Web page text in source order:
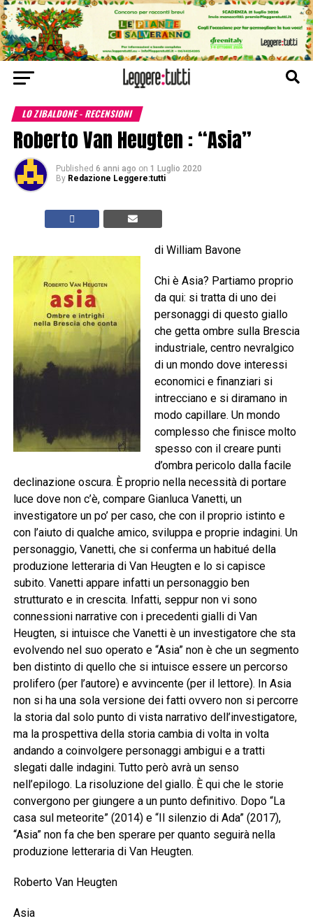
LO ZIBALDONE - RECENSIONI
Roberto Van Heugten : “Asia”
Published 6 anni ago on 1 Luglio 2020
By Redazione Leggere:tutti
di William Bavone
Chi è Asia? Partiamo proprio
da qui: si tratta di uno dei
personaggi di questo giallo
che getta ombre sulla Brescia
industriale, centro nevralgico
di un mondo dove interessi
economici e finanziari si
intrecciano e si diramano in
modo capillare. Un mondo
complesso che finisce molto
spesso con il creare punti
d’ombra pericolo dalla facile
declinazione oscura. È proprio nella necessità di portare
luce dove non c’è, compare Gianluca Vanetti, un
investigatore un po’ per caso, che con il proprio istinto e
con l’aiuto di qualche amico, sviluppa e proprie indagini. Un
personaggio, Vanetti, che si conferma un habitué della
produzione letteraria di Van Heugten e lo si capisce
subito. Vanetti appare infatti un personaggio ben
strutturato e in crescita. Infatti, seppur non vi sono
connessioni narrative con i precedenti gialli di Van
Heugten, si intuisce che Vanetti è un investigatore che sta
evolvendo nel suo operato e “Asia” non è che un segmento
ben distinto di quello che si intuisce essere un percorso
prolifero (per l’autore) e avvincente (per il lettore). In Asia
non si ha una sola versione dei fatti ovvero non si percorre
la storia dal solo punto di vista narrativo dell’investigatore,
ma la prospettiva della storia cambia di volta in volta
andando a coinvolgere personaggi ambigui e a tratti
slegati dalle indagini. Tutto però avrà un senso
nell’epilogo. La risoluzione del giallo. È qui che le storie
convergono per giungere a un punto definitivo. Dopo “La
casa sul meteorite” (2014) e “Il silenzio di Ada” (2017),
“Asia” non fa che ben sperare per quanto seguirà nella
produzione letteraria di Van Heugten.
Roberto Van Heugten
Asia